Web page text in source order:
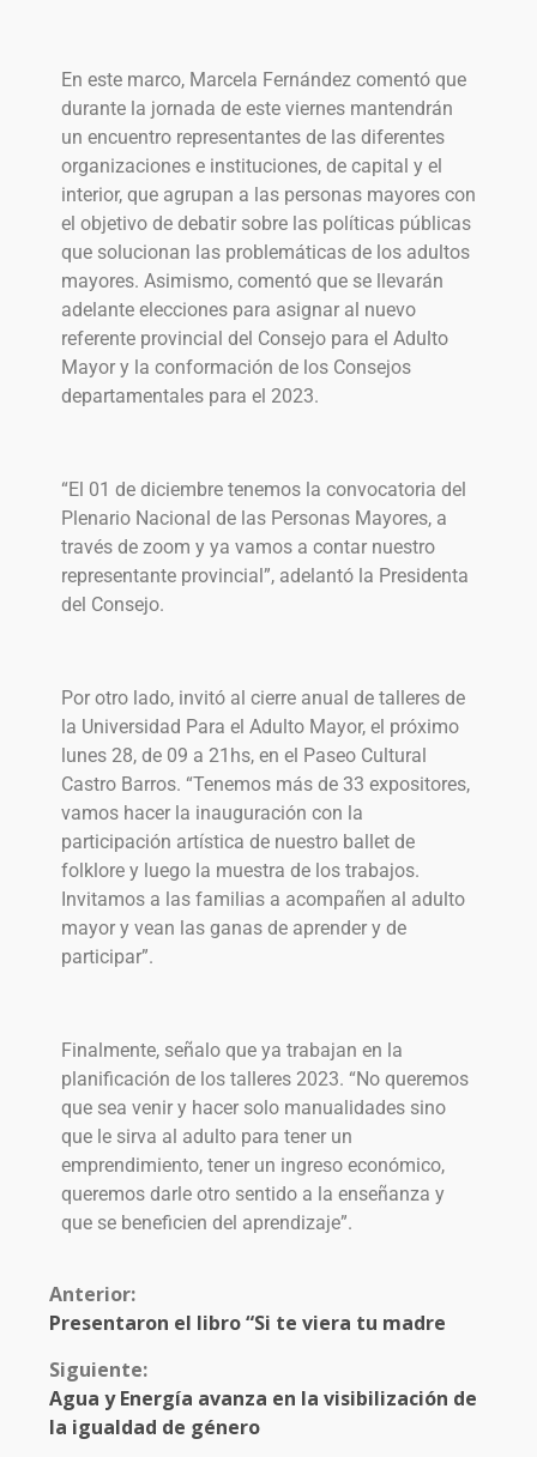
En este marco, Marcela Fernández comentó que
durante la jornada de este viernes mantendrán
un encuentro representantes de las diferentes
organizaciones e instituciones, de capital y el
interior, que agrupan a las personas mayores con
el objetivo de debatir sobre las políticas públicas
que solucionan las problemáticas de los adultos
mayores. Asimismo, comentó que se llevarán
adelante elecciones para asignar al nuevo
referente provincial del Consejo para el Adulto
Mayor y la conformación de los Consejos
departamentales para el 2023.
“El 01 de diciembre tenemos la convocatoria del
Plenario Nacional de las Personas Mayores, a
través de zoom y ya vamos a contar nuestro
representante provincial”, adelantó la Presidenta
del Consejo.
Por otro lado, invitó al cierre anual de talleres de
la Universidad Para el Adulto Mayor, el próximo
lunes 28, de 09 a 21hs, en el Paseo Cultural
Castro Barros. “Tenemos más de 33 expositores,
vamos hacer la inauguración con la
participación artística de nuestro ballet de
folklore y luego la muestra de los trabajos.
Invitamos a las familias a acompañen al adulto
mayor y vean las ganas de aprender y de
participar”.
Finalmente, señalo que ya trabajan en la
planificación de los talleres 2023. “No queremos
que sea venir y hacer solo manualidades sino
que le sirva al adulto para tener un
emprendimiento, tener un ingreso económico,
queremos darle otro sentido a la enseñanza y
que se beneficien del aprendizaje”.
Anterior:
Presentaron el libro “Si te viera tu madre
Siguiente:
Agua y Energía avanza en la visibilización de
la igualdad de género